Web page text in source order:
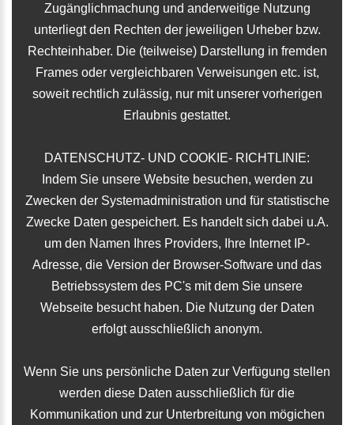
Zugänglichmachung und anderweitige Nutzung
unterliegt den Rechten der jeweiligen Urheber bzw.
Rechteinhaber. Die (teilweise) Darstellung in fremden
Frames oder vergleichbaren Verweisungen etc. ist,
soweit rechtlich zulässig, nur mit unserer vorherigen
Erlaubnis gestattet.
DATENSCHUTZ- UND COOKIE- RICHTLINIE:
Indem Sie unsere Website besuchen, werden zu
Zwecken der Systemadministration und für statistische
Zwecke Daten gespeichert. Es handelt sich dabei u.A.
um den Namen Ihres Providers, Ihre Internet IP-
Adresse, die Version der Browser-Software und das
Betriebssystem des PC's mit dem Sie unsere
Webseite besucht haben. Die Nutzung der Daten
erfolgt ausschließlich anonym.
Wenn Sie uns persönliche Daten zur Verfügung stellen
werden diese Daten ausschließlich für die
Kommunikation und zur Unterbreitung von mögichen